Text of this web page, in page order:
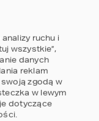
OCCURRED
ruchu i
wszystkie”,
danych
reklam
zgodą w
w lewym
dotyczące
.